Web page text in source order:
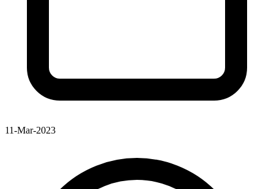
11-Mar-2023